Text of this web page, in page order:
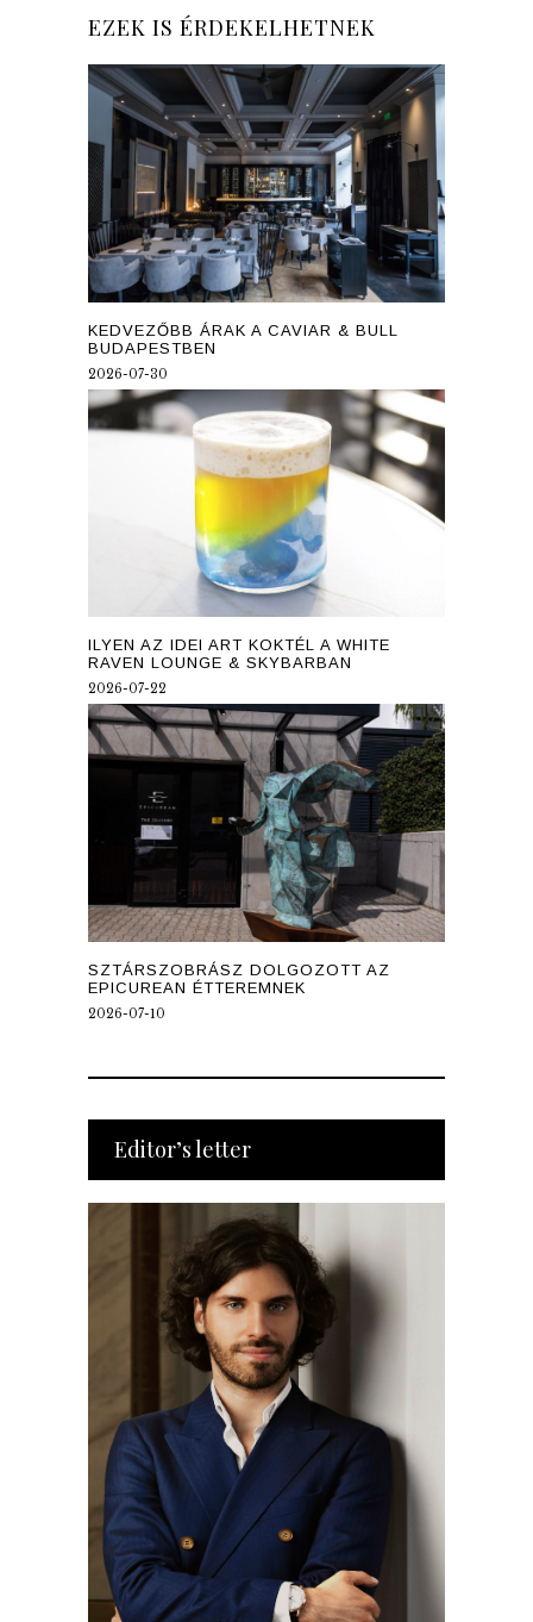
EZEK IS ÉRDEKELHETNEK
KEDVEZŐBB ÁRAK A CAVIAR & BULL
BUDAPESTBEN
2026-07-30
ILYEN AZ IDEI ART KOKTÉL A WHITE
RAVEN LOUNGE & SKYBARBAN
2026-07-22
SZTÁRSZOBRÁSZ DOLGOZOTT AZ
EPICUREAN ÉTTEREMNEK
2026-07-10
Editor’s letter